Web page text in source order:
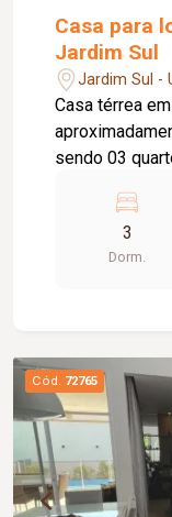
Casa para
Jardim Sul
Jardim Sul -
Casa térrea
sendo 03
condicionado,
forno e micro-
lavanderia
3
Dorm.
Cód. 72765